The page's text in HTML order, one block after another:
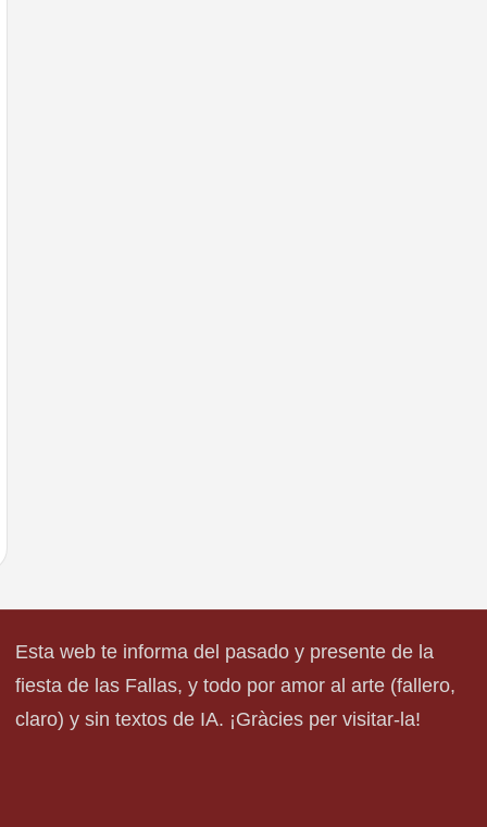
Esta web te informa del pasado y presente de la
fiesta de las Fallas, y todo por amor al arte (fallero,
claro) y sin textos de IA. ¡Gràcies per visitar-la!